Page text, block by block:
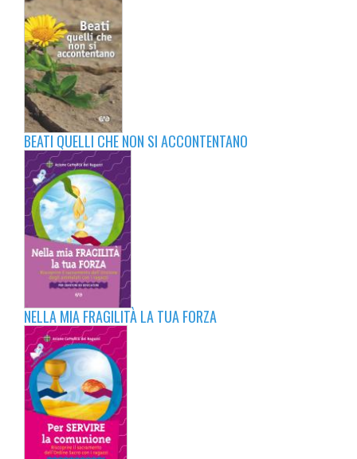
BEATI QUELLI CHE NON SI ACCONTENTANO
NELLA MIA FRAGILITÀ LA TUA FORZA